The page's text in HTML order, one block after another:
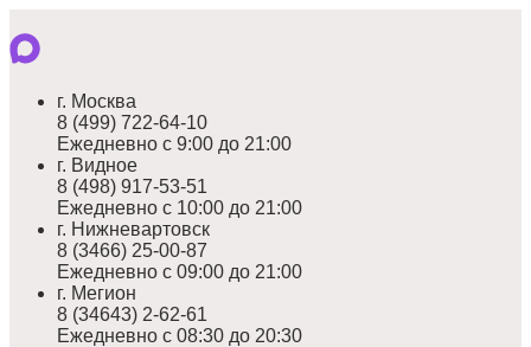
г. Москва
8 (499) 722-64-10
Ежедневно с 9:00 до 21:00
г. Видное
8 (498) 917-53-51
Ежедневно с 10:00 до 21:00
г. Нижневартовск
8 (3466) 25-00-87
Ежедневно с 09:00 до 21:00
г. Мегион
8 (34643) 2-62-61
Ежедневно с 08:30 до 20:30